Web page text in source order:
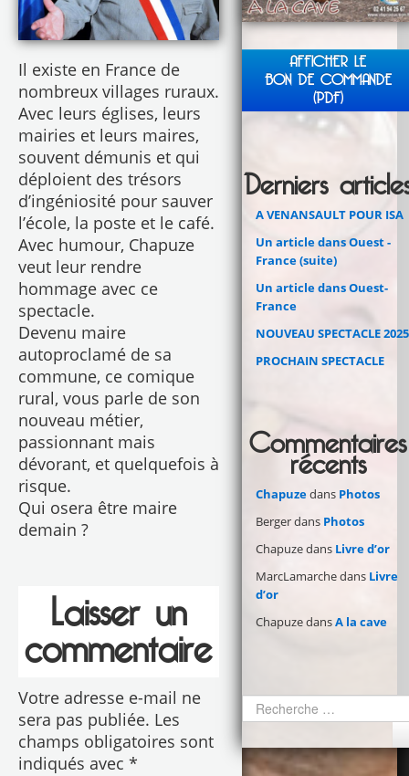
Il existe en France de
nombreux villages ruraux.
Avec leurs églises, leurs
mairies et leurs maires,
souvent démunis et qui
déploient des trésors
d’ingéniosité pour sauver
l’école, la poste et le café.
Avec humour, Chapuze
veut leur rendre
hommage avec ce
spectacle.
Devenu maire
autoproclamé de sa
commune, ce comique
rural, vous parle de son
nouveau métier,
passionnant mais
dévorant, et quelquefois à
risque.
Qui osera être maire
demain ?
Laisser un
commentaire
Votre adresse e-mail ne
sera pas publiée. Les
champs obligatoires sont
indiqués avec *
AFFICHER LE
BON DE COMMANDE
(PDF)
Derniers
A VENANSAULT POUR ISA
Un article dans Ouest -
France (suite)
Un article dans Ouest-
France
NOUVEAU SPECTACLE 2025
PROCHAIN SPECTACLE
Commentaires
récents
Chapuzedans Photos
Bergerdans Photos
Chapuzedans Livre d’or
MarcLamarchedans Livre
d’or
ChapuzedansA la cave